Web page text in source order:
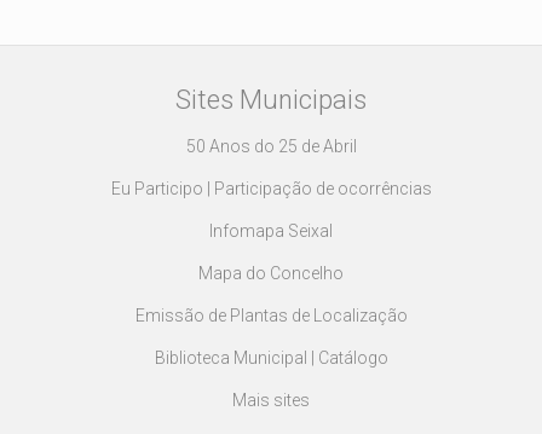
Sites Municipais
50 Anos do 25 de Abril
Eu Participo | Participação de ocorrências
Infomapa Seixal
Mapa do Concelho
Emissão de Plantas de Localização
Biblioteca Municipal | Catálogo
Mais sites